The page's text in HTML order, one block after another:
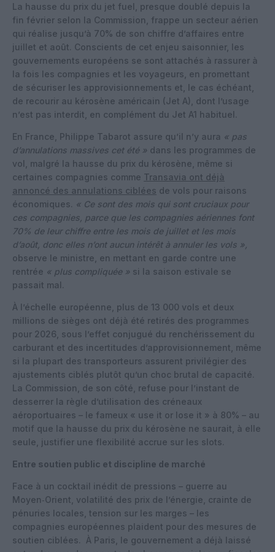
La hausse du prix du jet fuel, presque doublé depuis la
fin février selon la Commission, frappe un secteur aérien
qui réalise jusqu’à 70% de son chiffre d’affaires entre
juillet et août. Conscients de cet enjeu saisonnier, les
gouvernements européens se sont attachés à rassurer à
la fois les compagnies et les voyageurs, en promettant
de sécuriser les approvisionnements et, le cas échéant,
de recourir au kérosène américain (Jet A), dont l’usage
n’est pas interdit, en complément du Jet A1 habituel.
En France, Philippe Tabarot assure qu’il n’y aura « pas
d’annulations massives cet été » dans les programmes de
vol, malgré la hausse du prix du kérosène, même si
certaines compagnies comme Transavia ont déjà
annoncé des annulations ciblées de vols pour raisons
économiques. « Ce sont des mois qui sont cruciaux pour
ces compagnies, parce que les compagnies aériennes font
70% de leur chiffre entre les mois de juillet et les mois
d’août, donc elles n’ont aucun intérêt à annuler les vols »,
observe le ministre, en mettant en garde contre une
rentrée « plus compliquée » si la saison estivale se
passait mal.
À l’échelle européenne, plus de 13 000 vols et deux
millions de sièges ont déjà été retirés des programmes
pour 2026, sous l’effet conjugué du renchérissement du
carburant et des incertitudes d’approvisionnement, même
si la plupart des transporteurs assurent privilégier des
ajustements ciblés plutôt qu’un choc brutal de capacité.
La Commission, de son côté, refuse pour l’instant de
desserrer la règle d’utilisation des créneaux
aéroportuaires – le fameux « use it or lose it » à 80% – au
motif que la hausse du prix du kérosène ne saurait, à elle
seule, justifier une flexibilité accrue sur les slots.
Entre soutien public et discipline de marché
Face à un cocktail inédit de pressions – guerre au
Moyen‑Orient, volatilité des prix de l’énergie, crainte de
pénuries locales, tension sur les marges – les
compagnies européennes plaident pour des mesures de
soutien ciblées.
À Paris, le gouvernement a déjà laissé